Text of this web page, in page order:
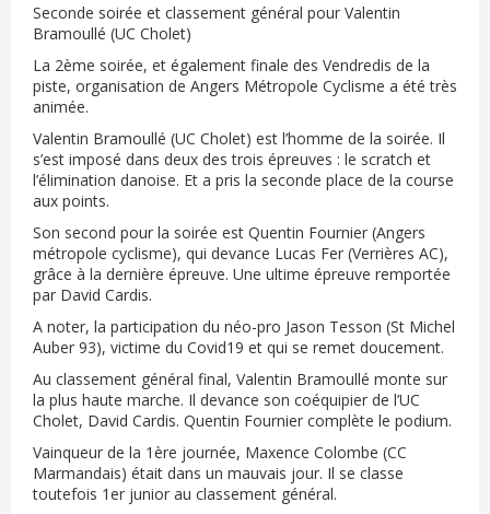
Seconde soirée et classement général pour Valentin
Bramoullé (UC Cholet)
La 2ème soirée, et également finale des Vendredis de la
piste, organisation de Angers Métropole Cyclisme a été très
animée.
Valentin Bramoullé (UC Cholet) est l’homme de la soirée. Il
s’est imposé dans deux des trois épreuves : le scratch et
l’élimination danoise. Et a pris la seconde place de la course
aux points.
Son second pour la soirée est Quentin Fournier (Angers
métropole cyclisme), qui devance Lucas Fer (Verrières AC),
grâce à la dernière épreuve. Une ultime épreuve remportée
par David Cardis.
A noter, la participation du néo-pro Jason Tesson (St Michel
Auber 93), victime du Covid19 et qui se remet doucement.
Au classement général final, Valentin Bramoullé monte sur
la plus haute marche. Il devance son coéquipier de l’UC
Cholet, David Cardis. Quentin Fournier complète le podium.
Vainqueur de la 1ère journée, Maxence Colombe (CC
Marmandais) était dans un mauvais jour. Il se classe
toutefois 1er junior au classement général.